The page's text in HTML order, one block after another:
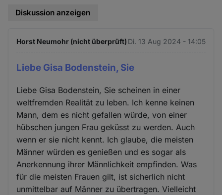
Diskussion anzeigen
Horst Neumohr (nicht überprüft) Di. 13 Aug 2024 - 14:05
Liebe Gisa Bodenstein, Sie
Liebe Gisa Bodenstein, Sie scheinen in einer
weltfremden Realität zu leben. Ich kenne keinen
Mann, dem es nicht gefallen würde, von einer
hübschen jungen Frau geküsst zu werden. Auch
wenn er sie nicht kennt. Ich glaube, die meisten
Männer würden es genießen und es sogar als
Anerkennung ihrer Männlichkeit empfinden. Was
für die meisten Frauen gilt, ist sicherlich nicht
unmittelbar auf Männer zu übertragen. Vielleicht